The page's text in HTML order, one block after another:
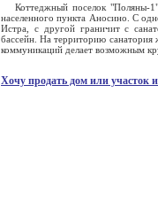
Коттеджный поселок "Поляны-
населенного пункта Аносино. С
Истра, с другой граничит с
бассейн. На территорию санатория
коммуникаций делает возможным
Хочу продать дом или участок